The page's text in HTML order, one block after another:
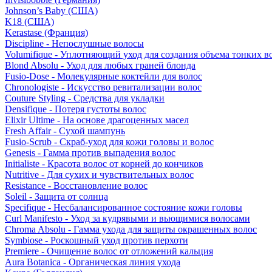
Johnson’s Baby (США)
K18 (США)
Kerastase (Франция)
Discipline - Непослушные волосы
Volumifique - Уплотняющий уход для создания объема тонких
Blond Absolu - Уход для любых граней блонда
Fusio-Dose - Молекулярные коктейли для волос
Chronologiste - Искусство ревитализации волос
Couture Styling - Средства для укладки
Densifique - Потеря густоты волос
Elixir Ultime - На основе драгоценных масел
Fresh Affair - Сухой шампунь
Fusio-Scrub - Скраб-уход для кожи головы и волос
Genesis - Гамма против выпадения волос
Initialiste - Красота волос от корней до кончиков
Nutritive - Для сухих и чувствительных волос
Resistance - Восстановление волос
Soleil - Защита от солнца
Specifique - Несбалансированное состояние кожи головы
Curl Manifesto - Уход за кудрявыми и вьющимися волосами
Chroma Absolu - Гамма ухода для защиты окрашенных волос
Symbiose - Роскошный уход против перхоти
Premiere - Очищение волос от отложений кальция
Aura Botanica - Органическая линия ухода